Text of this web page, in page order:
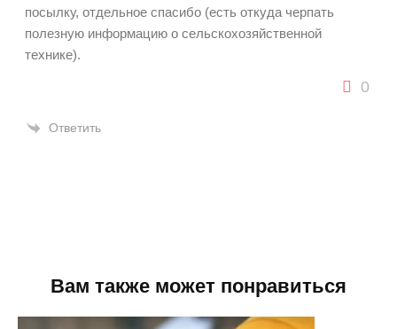
посылку, отдельное спасибо (есть откуда черпать
полезную информацию о сельскохозяйственной
технике).
0
Ответить
Вам также может понравиться